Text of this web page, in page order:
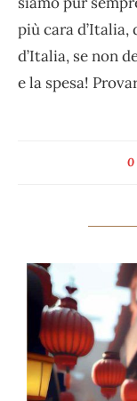
più cara
d’Italia, se non
e la spesa!
0